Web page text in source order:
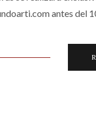
antes del